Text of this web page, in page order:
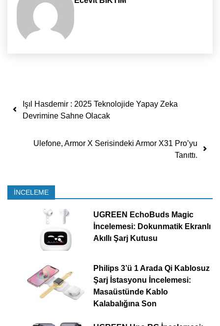
Yazı dolaşımı
Işıl Hasdemir : 2025 Teknolojide Yapay Zeka
Devrimine Sahne Olacak
Ulefone, Armor X Serisindeki Armor X31 Pro’yu
Tanıttı.
İNCELEME
UGREEN EchoBuds Magic
İncelemesi: Dokunmatik Ekranlı
Akıllı Şarj Kutusu
Philips 3’ü 1 Arada Qi Kablosuz
Şarj İstasyonu İncelemesi:
Masaüstünde Kablo
Kalabalığına Son